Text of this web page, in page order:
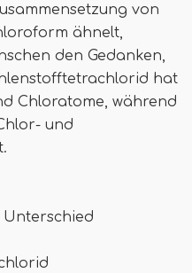
von
ähnelt,
den Gedanken,
hat
Chloratome, während
und
Unterschied